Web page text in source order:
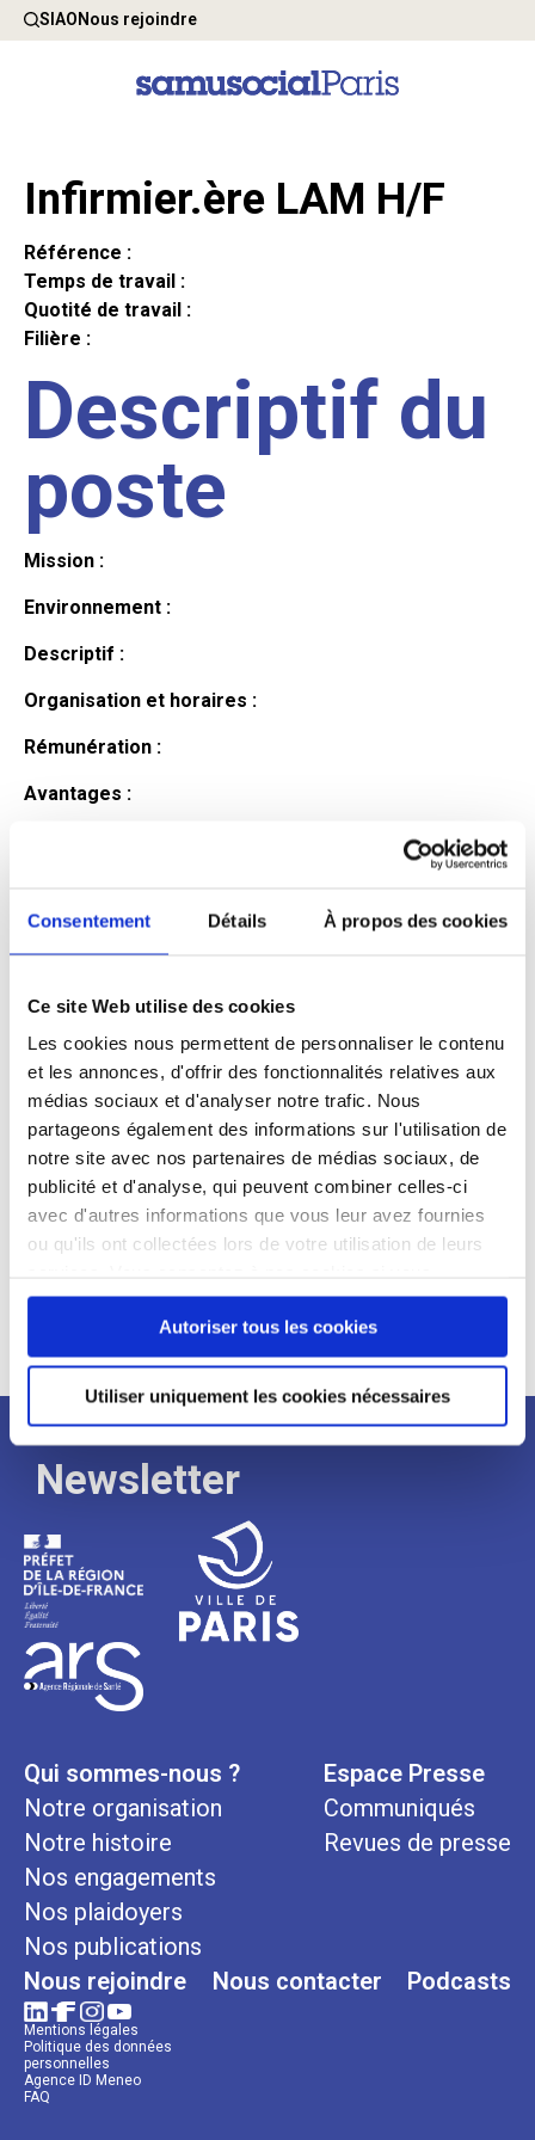
Consentement Détails À propos des cookies
Ce site Web utilise des cookies
Les cookies nous permettent de personnaliser le contenu
et les annonces, d'offrir des fonctionnalités relatives aux
médias sociaux et d'analyser notre trafic. Nous
partageons également des informations sur l'utilisation de
notre site avec nos partenaires de médias sociaux, de
publicité et d'analyse, qui peuvent combiner celles-ci
avec d'autres informations que vous leur avez fournies
ou qu'ils ont collectées lors de votre utilisation de leurs
continuez à utiliser notre site Web.
Autoriser tous les cookies
Utiliser uniquement les cookies nécessaires
SIAONous rejoindre
Infirmier.ère LAM H/F
Référence :
Temps de travail :
Quotité de travail :
Filière :
Descriptif du
poste
Mission :
Environnement :
Descriptif :
Organisation et horaires :
Rémunération :
Avantages :
candidat
Qualifications et diplômes :
Profil recherché :
Expérience :
Processus
de
recrutement
Newsletter
Qui sommes-nous ?
Notre organisation
Notre histoire
Nos engagements
Nos plaidoyers
Nos publications
Espace Presse
Communiqués
Revues de presse
Nous rejoindre Nous contacter Podcasts
Mentions légales
Politique des données
personnelles
Agence ID Meneo
FAQ